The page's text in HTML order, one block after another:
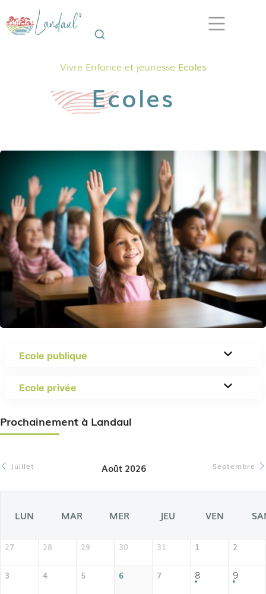
Vivre Enfance et jeunesse Ecoles
Ecoles
Ecole publique
Ecole privée
Prochainement à Landaul
Juillet Août 2026 Septembre
LUN MAR MER JEU VEN
27 28 29 30 31 1 2
3 4 5 6 7 8 9